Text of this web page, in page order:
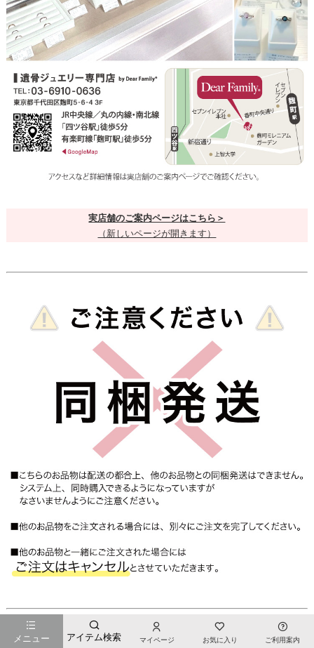
メニュー アイテム検索 マイページ お気に入り ご利用案内
実店舗のご案内ページはこちら＞
（新しいページが開きます）
『想いを宿す、絆のかたち。』